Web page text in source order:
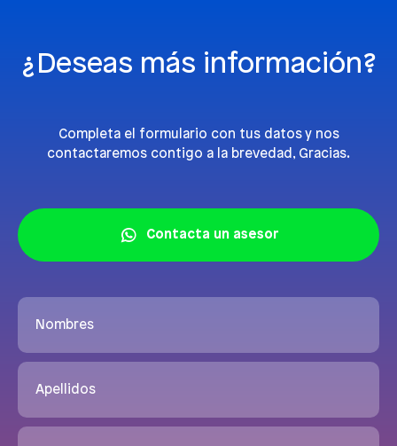
¿Deseas más información?
Completa el formulario con tus datos y nos
contactaremos contigo a la brevedad, Gracias.
Contacta un asesor
Nombres
Apellidos